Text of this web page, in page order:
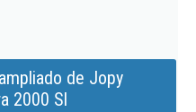
de Jopy
2000 Sl